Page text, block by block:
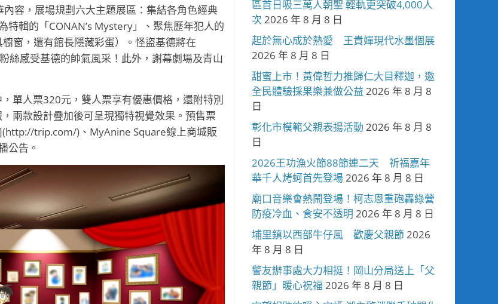
容，展場規劃六大主題展區：集結各角色經典
特輯的「CONAN’s Mystery」、聚焦歷年犯人的
櫥窗，還有館長隱藏彩蛋）。怪盜基德將在
絲感受基德的帥氣風采！此外，謝幕劇場及青山
單人票320元，雙人票享有優惠價格，還附特別
兩款設計疊加後可呈現獨特視覺效果。預售票
trip.com/)、MyAnine Square線上商城販
公告。
區首日吸三萬人朝聖 輕軌更突破4,000人
次 2026 年 8 月 8 日
起於無心成於熱愛 王貴嬋現代水墨個展
2026 年 8 月 8 日
甜蜜上市！黃偉哲力推歸仁大目釋迦，邀
全民體驗採果樂兼做公益 2026 年 8 月 8
日
彰化市模範父親表揚活動 2026 年 8 月 8
日
2026王功漁火節88節連二天 祈福嘉年
華千人烤蚵首先登場2026 年 8 月 8 日
廟口音樂會熱鬧登場！柯志恩重砲轟綠營
防疫冷血、食安不透明 2026 年 8 月 8 日
埔里鎮以西部牛仔風 歡慶父親節2026
年 8 月 8 日
警友辦事處大力相挺！岡山分局送上「父
親節」暖心祝福 2026 年 8 月 8 日